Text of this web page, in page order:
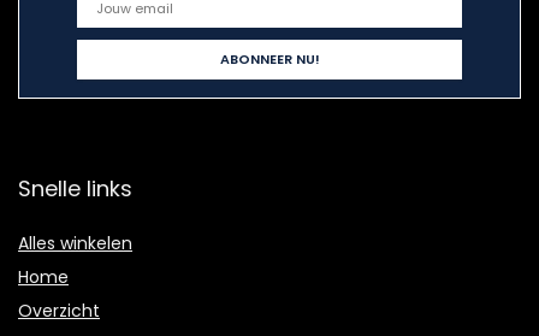
Snelle links
Alles winkelen
Home
Overzicht